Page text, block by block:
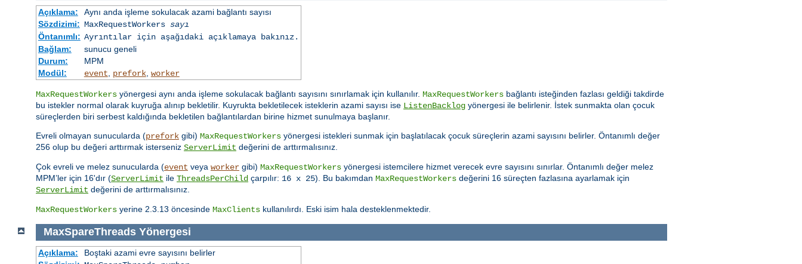
Açıklama:
Aynı anda işleme sokulacak azami bağlantı sayısı
Sözdizimi: MaxRequestWorkers sayı
Öntanımlı: Ayrıntılar için aşağıdaki açıklamaya bakınız.
Bağlam:
sunucu geneli
Durum:
MPM
Modül:
event prefork, worker
MaxRequestWorkers yönergesi aynı anda işleme sokulacak bağlantı sayısını sınırlamak için kullanılır. MaxRequestWorkers bağlantı isteğinden fazlası geldiği takdirde
bu istekler normal olarak kuyruğa alınıp bekletilir. Kuyrukta bekletilecek isteklerin azami sayısı ise ListenBacklog yönergesi ile belirlenir. İstek sunmakta olan çocuk
süreçlerden biri serbest kaldığında bekletilen bağlantılardan birine hizmet sunulmaya başlanır.
Evreli olmayan sunucularda (prefork gibi) MaxRequestWorkers yönergesi istekleri sunmak için başlatılacak çocuk süreçlerin azami sayısını belirler. Öntanımlı değer
256 olup bu değeri arttırmak isterseniz ServerLimit değerini de arttırmalısınız.
Çok evreli ve melez sunucularda (event veya worker gibi) MaxRequestWorkers yönergesi istemcilere hizmet verecek evre sayısını sınırlar. Öntanımlı değer melez
MPM’ler için 16'dır (ServerLimit ile ThreadsPerChild çarpılır: 16 x 25). Bu bakımdan MaxRequestWorkers değerini 16 süreçten fazlasına ayarlamak için
ServerLimit değerini de arttırmalısınız.
MaxRequestWorkers yerine 2.3.13 öncesinde MaxClients kullanılırdı. Eski isim hala desteklenmektedir.
MaxSpareThreads Yönergesi
Açıklama:
Boştaki azami evre sayısını belirler